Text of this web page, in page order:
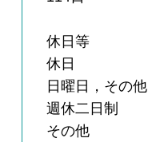
休日等
休日
日曜日，その他
週休二日制
その他